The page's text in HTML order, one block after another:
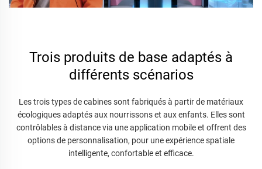
Trois produits de base adaptés à
différents scénarios
Les trois types de cabines sont fabriqués à partir de matériaux
écologiques adaptés aux nourrissons et aux enfants. Elles sont
contrôlables à distance via une application mobile et offrent des
options de personnalisation, pour une expérience spatiale
intelligente, confortable et efficace.